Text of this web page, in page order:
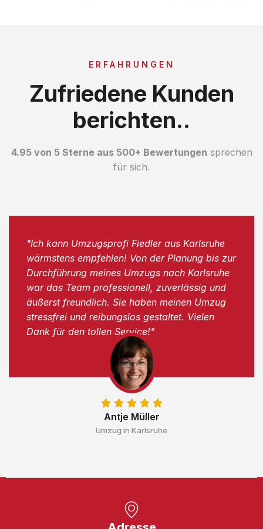
ERFAHRUNGEN
Zufriedene Kunden
berichten..
4.95 von 5 Sterne aus 500+ Bewertungen sprechen
für sich.
Antje Müller
Umzug in Karlsruhe
"Ich kann Umzugsprofi Fiedler aus Karlsruhe
wärmstens empfehlen! Von der Planung bis zur
Durchführung meines Umzugs nach Karlsruhe
war das Team professionell, zuverlässig und
äußerst freundlich. Sie haben meinen Umzug
stressfrei und reibungslos gestaltet. Vielen
Dank für den tollen Service!"